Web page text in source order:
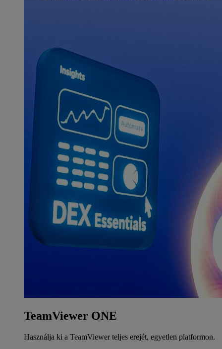
TeamViewer ONE
Használja ki a TeamViewer teljes erejét, egyetlen platformon.